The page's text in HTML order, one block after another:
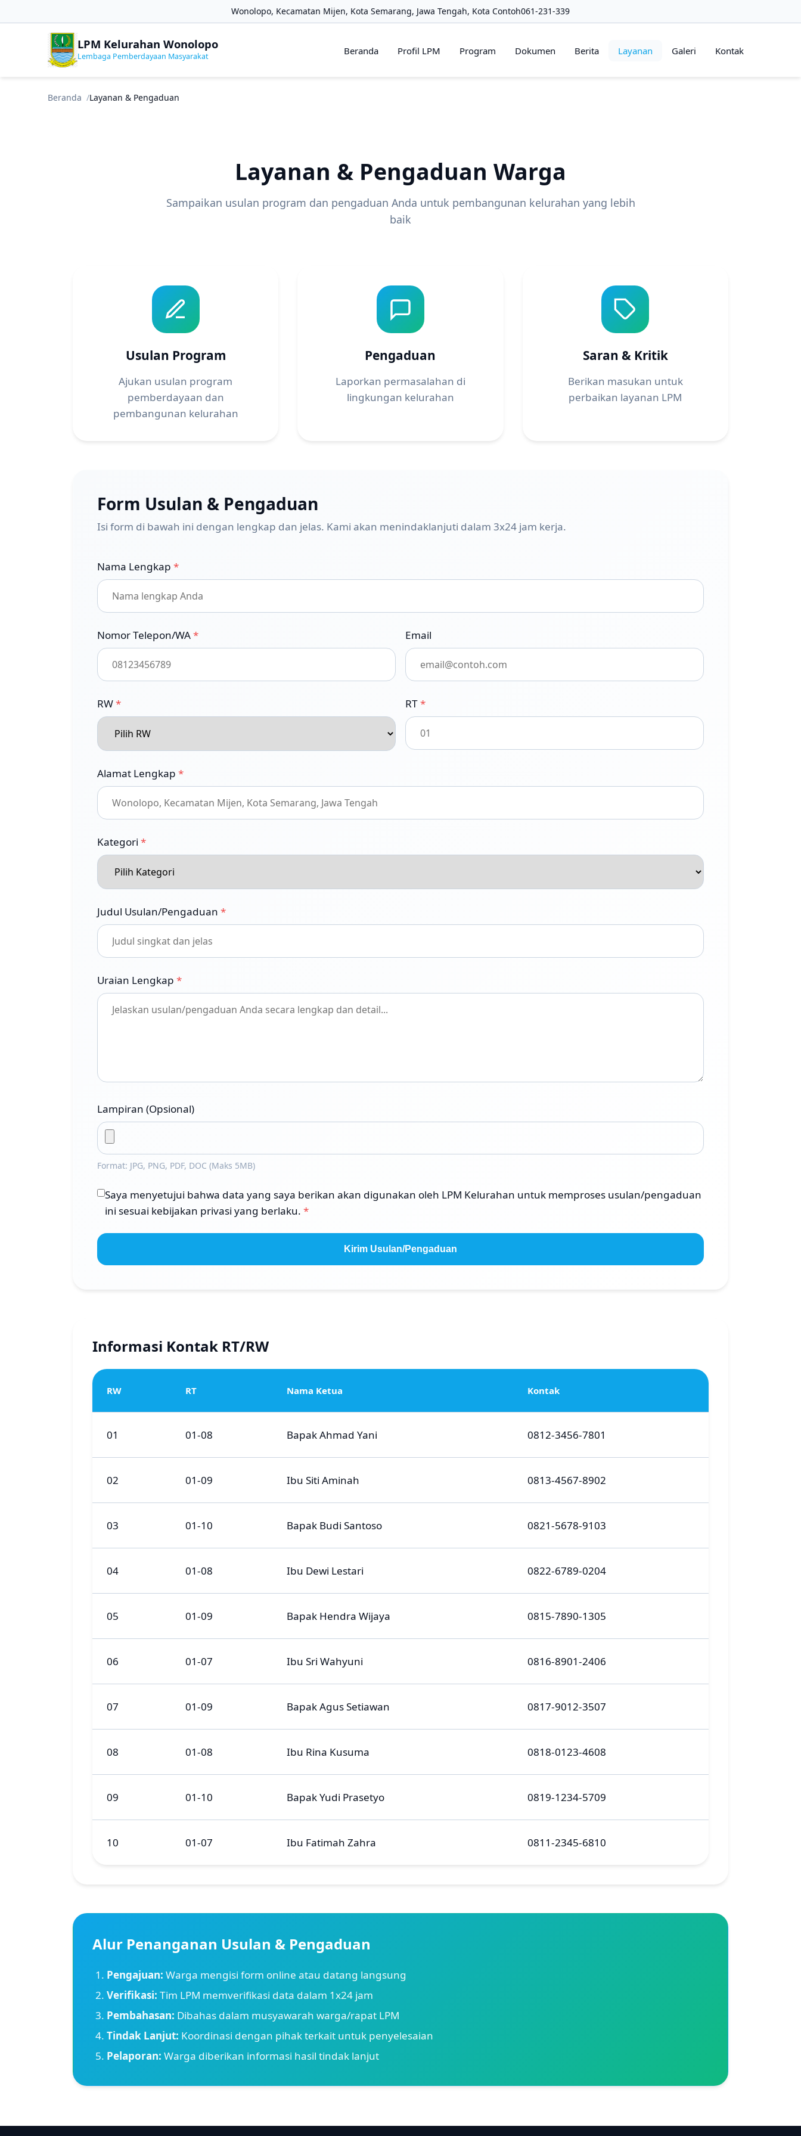
Wonolopo, Kecamatan Mijen, Kota Semarang, Jawa Tengah, Kota Contoh061-231-339
LPM Kelurahan Wonolopo
Lembaga Pemberdayaan Masyarakat Beranda Profil LPM Program Dokumen Berita Layanan Galeri Kontak
Beranda Layanan & Pengaduan
Layanan & Pengaduan Warga
Sampaikan usulan program dan pengaduan Anda untuk pembangunan kelurahan yang lebih
baik
Usulan Program
Ajukan usulan program
pemberdayaan dan
pembangunan kelurahan
Pengaduan
Laporkan permasalahan di
lingkungan kelurahan
Saran & Kritik
Berikan masukan untuk
perbaikan layanan LPM
Form Usulan & Pengaduan
Isi form di bawah ini dengan lengkap dan jelas. Kami akan menindaklanjuti dalam 3x24 jam kerja.
Nama Lengkap *
Nomor Telepon/WA* Email
RW* RT*
Alamat Lengkap *
Kategori *
Judul Usulan/Pengaduan *
Uraian Lengkap *
Lampiran (Opsional)
Format: JPG, PNG, PDF, DOC (Maks 5MB)
Saya menyetujui bahwa data yang saya berikan akan digunakan oleh LPM Kelurahan untuk memproses usulan/pengaduan
ini sesuai kebijakan privasi yang berlaku. *
Kirim Usulan/Pengaduan
Informasi Kontak RT/RW
RW RT Nama Ketua Kontak
01 01-08 Bapak Ahmad Yani 0812-3456-7801
02 01-09 Ibu Siti Aminah 0813-4567-8902
03 01-10 Bapak Budi Santoso 0821-5678-9103
04 01-08 Ibu Dewi Lestari 0822-6789-0204
05 01-09 Bapak Hendra Wijaya 0815-7890-1305
06 01-07 Ibu Sri Wahyuni 0816-8901-2406
07 01-09 Bapak Agus Setiawan 0817-9012-3507
08 01-08 Ibu Rina Kusuma 0818-0123-4608
09 01-10 Bapak Yudi Prasetyo 0819-1234-5709
10 01-07 Ibu Fatimah Zahra 0811-2345-6810
Alur Penanganan Usulan & Pengaduan
Pengajuan: Warga mengisi form online atau datang langsung
Verifikasi: Tim LPM memverifikasi data dalam 1x24 jam
Pembahasan: Dibahas dalam musyawarah warga/rapat LPM
Tindak Lanjut: Koordinasi dengan pihak terkait untuk penyelesaian
Pelaporan: Warga diberikan informasi hasil tindak lanjut